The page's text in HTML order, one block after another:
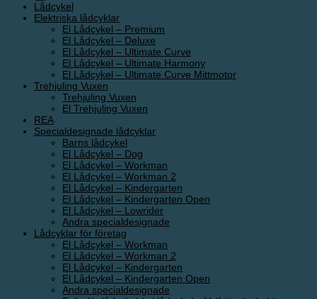
Lådcykel
Elektriska lådcyklar
El Lådcykel – Premium
El Lådcykel – Deluxe
El Lådcykel – Ultimate Curve
El Lådcykel – Ultimate Harmony
El Lådcykel – Ultimate Curve Mittmotor
Trehjuling Vuxen
Trehjuling Vuxen
El Trehjuling Vuxen
REA
Specialdesignade lådcyklar
Barns lådcykel
El Lådcykel – Dog
El Lådcykel – Workman
El Lådcykel – Workman 2
El Lådcykel – Kindergarten
El Lådcykel – Kindergarten Open
El Lådcykel – Lowrider
Andra specialdesignade
Lådcyklar för företag
El Lådcykel – Workman
El Lådcykel – Workman 2
El Lådcykel – Kindergarten
El Lådcykel – Kindergarten Open
Andra specialdesignade